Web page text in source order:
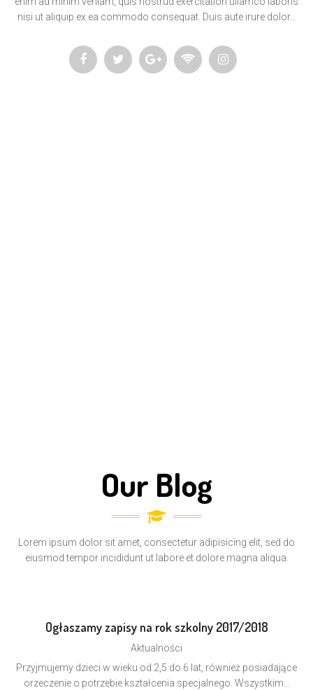
nisi ut aliquip ex ea commodo consequat. Duis aute irure dolor...
Our Blog
Lorem ipsum dolor sit amet, consectetur adipisicing elit, sed do
eiusmod tempor incididunt ut labore et dolore magna aliqua.
Ogłaszamy zapisy na rok szkolny 2017/2018
Aktualności
Przyjmujemy dzieci w wieku od 2,5 do 6 lat, również posiadające
orzeczenie o potrzebie kształcenia specjalnego. Wszystkim...